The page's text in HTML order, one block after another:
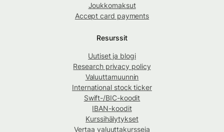
Joukkomaksut
Accept card payments
Resurssit
Uutiset ja blogi
Research privacy policy
Valuuttamuunnin
International stock ticker
Swift-/BIC-koodit
IBAN-koodit
Kurssihälytykset
Vertaa valuuttakursseja